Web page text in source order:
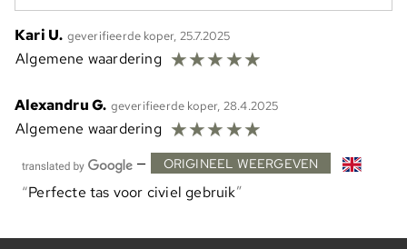
Kari U. geverifieerde koper, 25.7.2025
Algemene waardering ☆☆☆☆☆
Alexandru G. geverifieerde koper, 28.4.2025
Algemene waardering ☆☆☆☆☆
— ORIGINEEL WEERGEVEN
Perfecte tas voor civiel gebruik